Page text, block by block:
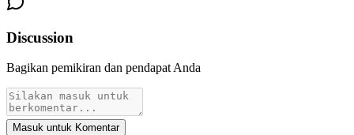
Discussion
Bagikan pemikiran dan pendapat Anda
Masuk untuk Komentar